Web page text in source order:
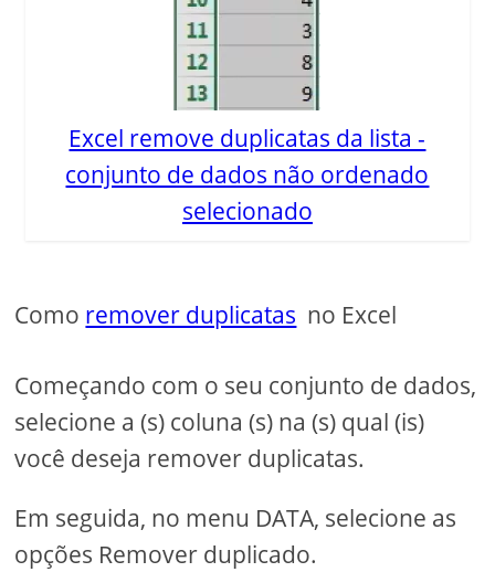
Excel remove duplicatas da lista -
conjunto de dados não ordenado
selecionado
Como remover duplicatas no Excel
Começando com o seu conjunto de dados,
selecione a (s) coluna (s) na (s) qual (is)
você deseja remover duplicatas.
Em seguida, no menu DATA, selecione as
opções Remover duplicado.